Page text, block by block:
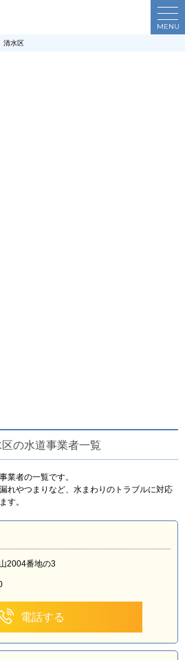
MENU
清水区
の水道事業者一覧
業者の一覧です。
れやつまりなど、水まわりのトラブルに対応
す。
2004番地の3
電話する